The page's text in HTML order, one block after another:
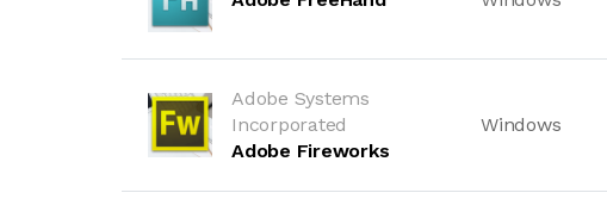
Adobe Systems
Incorporated
Adobe Fireworks
Windows